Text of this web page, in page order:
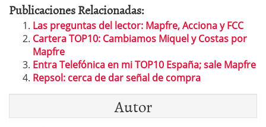
Publicaciones Relacionadas:
Las preguntas del lector: Mapfre, Acciona y FCC
Cartera TOP10: Cambiamos Miquel y Costas por
Mapfre
Entra Telefónica en mi TOP10 España; sale Mapfre
Repsol: cerca de dar señal de compra
Autor